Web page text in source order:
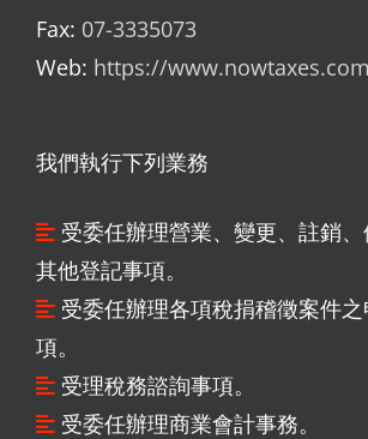
Fax: 07-3335073
Web: https://
我們執行下列業務
受委任辦理營業、變更、註銷
其他登記事項。
受委任辦理各項稅捐稽徵案件
項。
受理稅務諮詢事項。
受委任辦理商業會計事務。